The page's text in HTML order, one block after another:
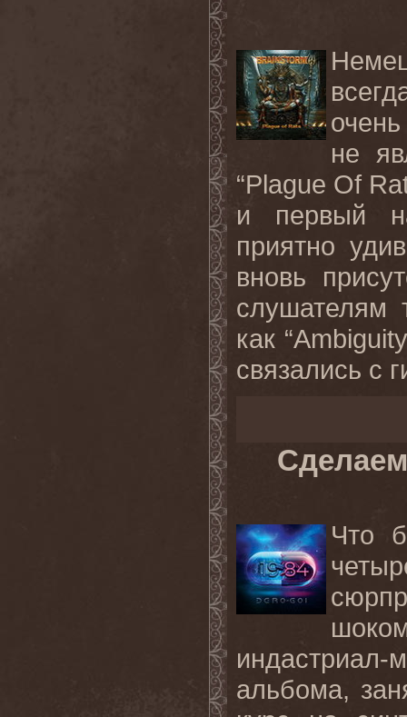
не
“Plague Of
и первый
приятно
вновь
слушателям
как
связались с
Что
альбома,